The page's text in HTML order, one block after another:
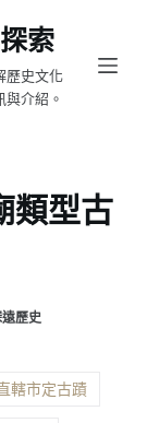
索
歷史文化
介紹。
類型古
歷史
轄市定古蹟